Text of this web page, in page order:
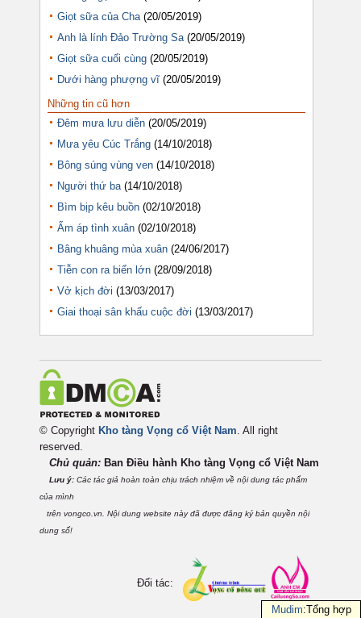
Giọt sữa của Cha (20/05/2019)
Anh là lính Đảo Trường Sa (20/05/2019)
Giọt sữa cuối cùng (20/05/2019)
Dưới hàng phượng vĩ (20/05/2019)
Những tin cũ hơn
Đêm mưa lưu diễn (20/05/2019)
Mưa yêu Cúc Trắng (14/10/2018)
Bông súng vùng ven (14/10/2018)
Người thứ ba (14/10/2018)
Bìm bịp kêu buồn (02/10/2018)
Ấm áp tình xuân (02/10/2018)
Bâng khuâng mùa xuân (24/06/2017)
Tiễn con ra biển lớn (28/09/2018)
Vở kịch đời (13/03/2017)
Giai thoại sân khấu cuộc đời (13/03/2017)
© Copyright Kho tàng Vọng cổ Việt Nam. All right
reserved.
Chủ quản: Ban Điều hành Kho tàng Vọng cổ Việt Nam
Lưu ý: Các tác giả hoàn toàn chịu trách nhiệm về nội dung tác phẩm
của mình
trên vongco.vn. Nội dung website này đã được đăng ký bản quyền nội
dung số!
Đối tác:
Mudim:Tổng hợp